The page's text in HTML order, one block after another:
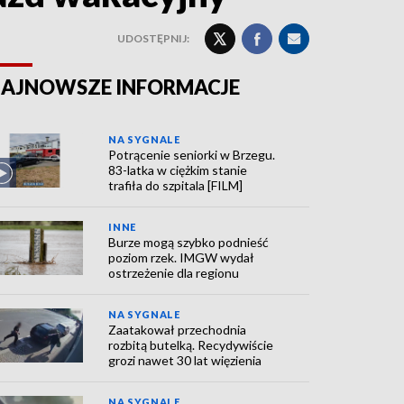
UDOSTĘPNIJ:
INFORMACJE
NA SYGNALE
Potrącenie seniorki w Brzegu.
83-latka w ciężkim stanie
trafiła do szpitala [FILM]
INNE
Burze mogą szybko podnieść
poziom rzek. IMGW wydał
ostrzeżenie dla regionu
NA SYGNALE
Zaatakował przechodnia
rozbitą butelką. Recydywiście
grozi nawet 30 lat więzienia